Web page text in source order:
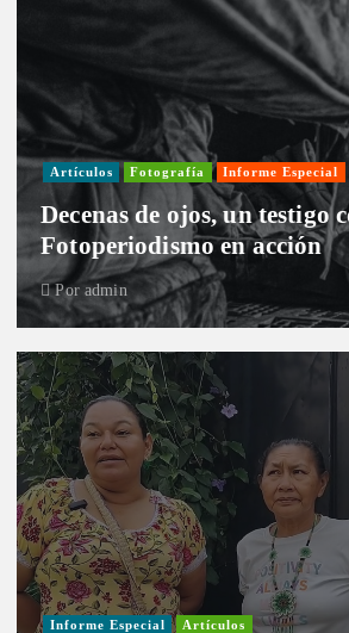
Artículos Fotografía Informe Especial
Decenas de ojos, un testigo
Fotoperiodismo en acción
Por admin
Informe Especial Artículos